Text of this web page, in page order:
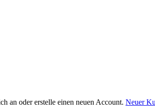
an oder erstelle einen neuen Account. Neuer